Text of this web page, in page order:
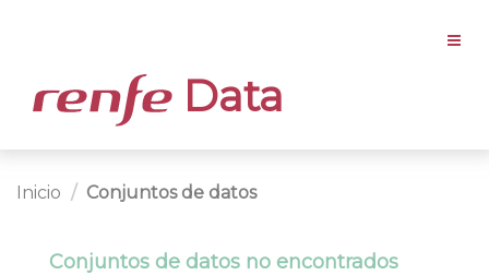
Data
Inicio Conjuntos de datos
Conjuntos de datos no encontrados